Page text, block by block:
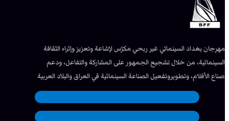
مهرجان بغداد السينمائي غير ربحي مكرّس لإشاعة وتعزيز وإثراء الثقافة
السينمائية، من خلال تشجيع الجمهور على المشاركة والتفاعل، ودعم
صناع الأفلام، وتطويروتفعيل الصناعة السينمائية في العراق والبلاد العربية